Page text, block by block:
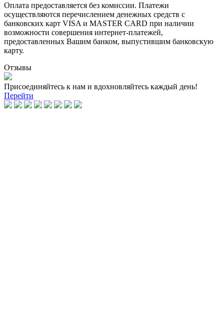
Оплата предоставляется без комиссии. Платежи
осуществляются перечислением денежных средств с
банковских карт VISA и MASTER CARD при наличии
возможности совершения интернет-платежей,
предоставленных Вашим банком, выпустившим банковскую
карту.
Отзывы
Присоединяйтесь к нам и вдохновляйтесь каждый день!
Перейти